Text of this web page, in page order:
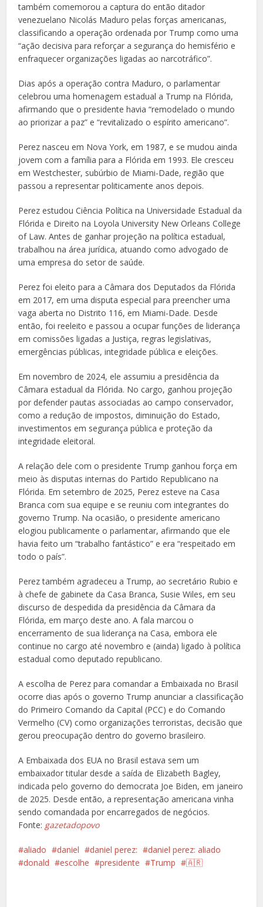
também comemorou a captura do então ditador
venezuelano Nicolás Maduro pelas forças americanas,
classificando a operação ordenada por Trump como uma
“ação decisiva para reforçar a segurança do hemisfério e
enfraquecer organizações ligadas ao narcotráfico”.
Dias após a operação contra Maduro, o parlamentar
celebrou uma homenagem estadual a Trump na Flórida,
afirmando que o presidente havia “remodelado o mundo
ao priorizar a paz” e “revitalizado o espírito americano”.
Perez nasceu em Nova York, em 1987, e se mudou ainda
jovem com a família para a Flórida em 1993. Ele cresceu
em Westchester, subúrbio de Miami-Dade, região que
passou a representar politicamente anos depois.
Perez estudou Ciência Política na Universidade Estadual da
Flórida e Direito na Loyola University New Orleans College
of Law. Antes de ganhar projeção na política estadual,
trabalhou na área jurídica, atuando como advogado de
uma empresa do setor de saúde.
Perez foi eleito para a Câmara dos Deputados da Flórida
em 2017, em uma disputa especial para preencher uma
vaga aberta no Distrito 116, em Miami-Dade. Desde
então, foi reeleito e passou a ocupar funções de liderança
em comissões ligadas a Justiça, regras legislativas,
emergências públicas, integridade pública e eleições.
Em novembro de 2024, ele assumiu a presidência da
Câmara estadual da Flórida. No cargo, ganhou projeção
por defender pautas associadas ao campo conservador,
como a redução de impostos, diminuição do Estado,
investimentos em segurança pública e proteção da
integridade eleitoral.
A relação dele com o presidente Trump ganhou força em
meio às disputas internas do Partido Republicano na
Flórida. Em setembro de 2025, Perez esteve na Casa
Branca com sua equipe e se reuniu com integrantes do
governo Trump. Na ocasião, o presidente americano
elogiou publicamente o parlamentar, afirmando que ele
havia feito um “trabalho fantástico” e era “respeitado em
todo o país”.
Perez também agradeceu a Trump, ao secretário Rubio e
à chefe de gabinete da Casa Branca, Susie Wiles, em seu
discurso de despedida da presidência da Câmara da
Flórida, em março deste ano. A fala marcou o
encerramento de sua liderança na Casa, embora ele
continue no cargo até novembro e (ainda) ligado à política
estadual como deputado republicano.
A escolha de Perez para comandar a Embaixada no Brasil
ocorre dias após o governo Trump anunciar a classificação
do Primeiro Comando da Capital (PCC) e do Comando
Vermelho (CV) como organizações terroristas, decisão que
gerou preocupação dentro do governo brasileiro.
A Embaixada dos EUA no Brasil estava sem um
embaixador titular desde a saída de Elizabeth Bagley,
indicada pelo governo do democrata Joe Biden, em janeiro
de 2025. Desde então, a representação americana vinha
sendo comandada por encarregados de negócios.
Fonte: gazetadopovo
aliado daniel daniel perez:
daniel perez: aliado
donald
escolhe presidente Trump 🇦🇷